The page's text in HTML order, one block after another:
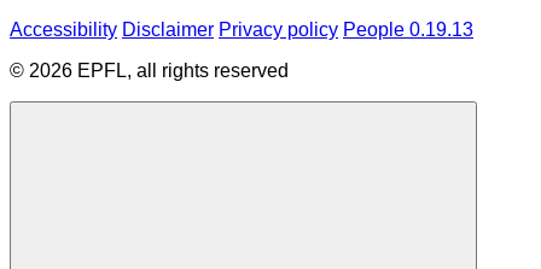
Accessibility Disclaimer Privacy policy People 0.19.13
© 2026 EPFL, all rights reserved